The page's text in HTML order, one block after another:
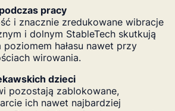
pracy
i znacznie zredukowane wibracje
i dolnym StableTech skutkują
hałasu nawet przy
wirowania.
dzieci
pozostają zablokowane,
ich nawet najbardziej